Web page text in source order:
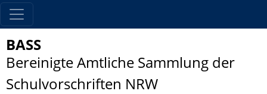
BASS
Bereinigte Amtliche Sammlung der
Schulvorschriften NRW